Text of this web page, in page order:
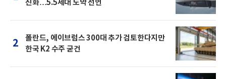
진화…5.5세대 도약 선언
2
폴란드, 에이브럼스 300대 추가 검토한다지만
한국 K2 수주 굳건